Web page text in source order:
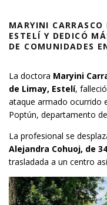
MARYINI
ESTELÍ Y DEDICÓ
DE COMUNIDADES
La doctora Maryini
de Limay, Estelí,
ataque armado ocurrido
Poptún, departamento
La profesional se
Alejandra Cohuoj, de
trasladada a un centro